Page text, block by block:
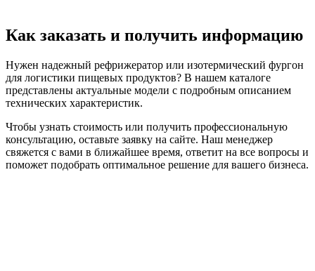
Как заказать и получить информацию
Нужен надежный рефрижератор или изотермический фургон
для логистики пищевых продуктов? В нашем каталоге
представлены актуальные модели с подробным описанием
технических характеристик.
Чтобы узнать стоимость или получить профессиональную
консультацию, оставьте заявку на сайте. Наш менеджер
свяжется с вами в ближайшее время, ответит на все вопросы и
поможет подобрать оптимальное решение для вашего бизнеса.